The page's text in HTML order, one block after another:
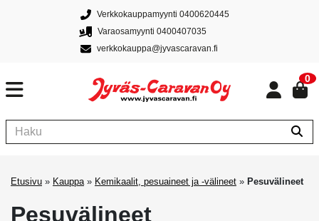
Verkkokauppamyynti 0400620445
Varaosamyynti 0400407035
verkkokauppa@jyvascaravan.fi
0
Etusivu » Kauppa» Kemikaalit, pesuaineet ja -välineet » Pesuvälineet
Pesuvälineet